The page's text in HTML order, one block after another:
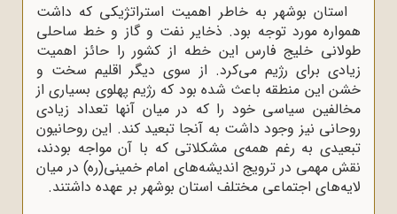
استان بوشهر به خاطر اهمیت استراتژیکی که داشت
همواره مورد توجه بود. ذخایر نفت و گاز و خط ساحلی
طولانی خلیج فارس این خطه از کشور را حائز اهمیت
زیادی برای رژیم می‌کرد. از سوی دیگر اقلیم سخت و
خشن این منطقه باعث شده بود که رژیم پهلوی بسیاری از
مخالفین سیاسی خود را که در میان آنها تعداد زیادی
روحانی نیز وجود داشت به آنجا تبعید کند. این روحانیون
تبعیدی به رغم همه‌ی مشکلاتی که با آن مواجه بودند،
نقش مهمی در ترویج اندیشه‌های امام خمینی(ره) در میان
لایه‌های اجتماعی مختلف استان بوشهر بر عهده داشتند.